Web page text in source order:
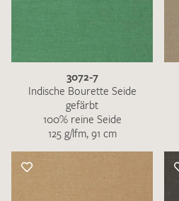
3072-7
Indische Bourette Seide
gefärbt
100% reine Seide
125 g/lfm, 91 cm